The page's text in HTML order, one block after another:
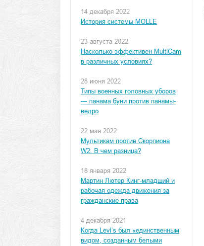
14 декабря 2022
История системы MOLLE
23 августа 2022
Насколько эффективен MultiCam
в различных условиях?
28 июня 2022
Типы военных головных уборов
— панама буни против панамы-
ведро
22 мая 2022
Мультикам против Скорпиона
W2. В чем разница?
18 января 2022
Мартин Лютер Кинг-младший и
рабочая одежда движения за
гражданские права
4 декабря 2021
Когда Levi’s был «единственным
видом, созданным белыми